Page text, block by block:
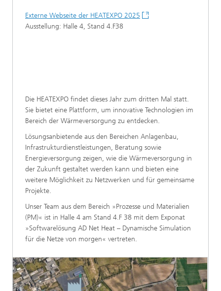
Externe Webseite der HEATEXPO 2025
Ausstellung: Halle 4, Stand 4.F38
Die HEATEXPO findet dieses Jahr zum dritten Mal statt.
Sie bietet eine Plattform, um innovative Technologien im
Bereich der Wärmeversorgung zu entdecken.
Lösungsanbietende aus den Bereichen Anlagenbau,
Infrastrukturdienstleistungen, Beratung sowie
Energieversorgung zeigen, wie die Wärmeversorgung in
der Zukunft gestaltet werden kann und bieten eine
weitere Möglichkeit zu Netzwerken und für gemeinsame
Projekte.
Unser Team aus dem Bereich »Prozesse und Materialien
(PM)« ist in Halle 4 am Stand 4.F 38 mit dem Exponat
»Softwarelösung AD Net Heat – Dynamische Simulation
für die Netze von morgen« vertreten.